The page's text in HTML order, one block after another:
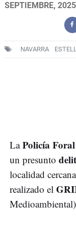
SEPTIEMBRE,
NAVARRA
LaPolicía Foral
un presunto
localidad
realizado el